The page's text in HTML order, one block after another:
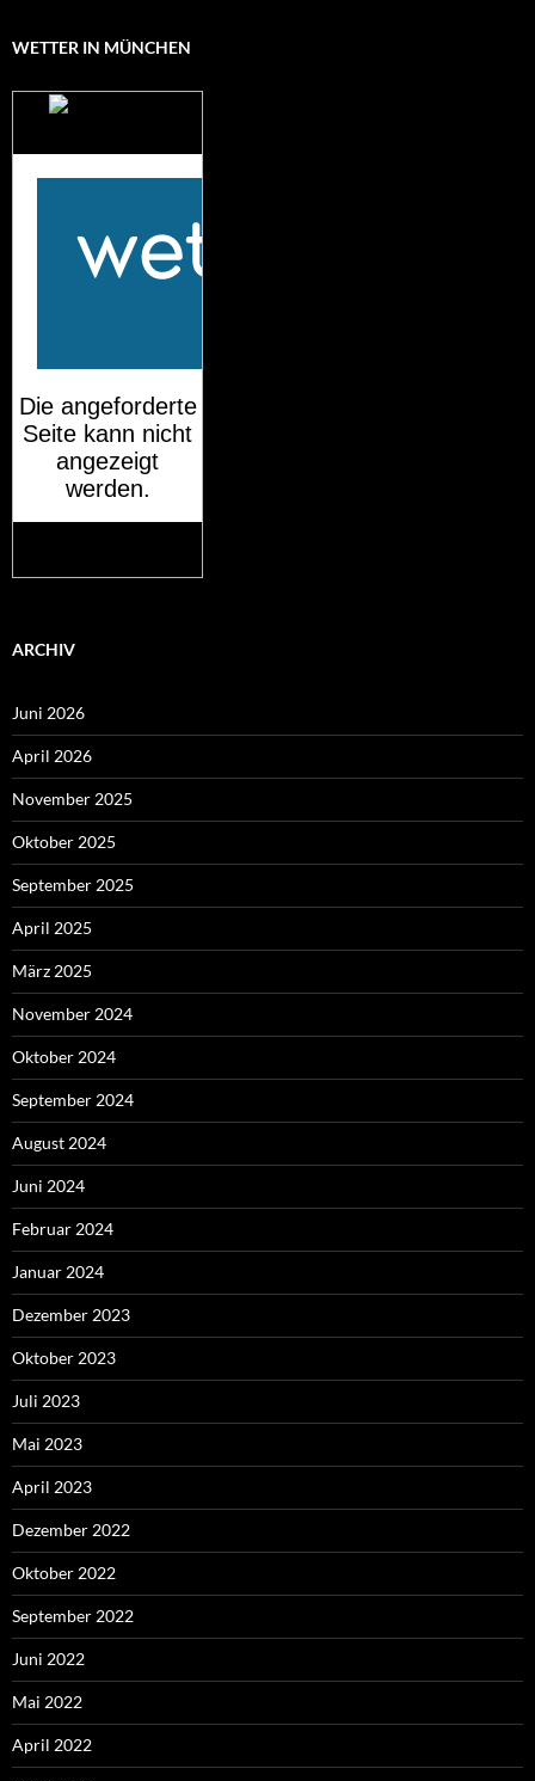
WETTER IN MÜNCHEN
ARCHIV
Juni 2026
April 2026
November 2025
Oktober 2025
September 2025
April 2025
März 2025
November 2024
Oktober 2024
September 2024
August 2024
Juni 2024
Februar 2024
Januar 2024
Dezember 2023
Oktober 2023
Juli 2023
Mai 2023
April 2023
Dezember 2022
Oktober 2022
September 2022
Juni 2022
Mai 2022
April 2022